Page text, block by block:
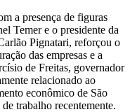
a presença de figuras
Temer e o presidente da
Pignatari, reforçou o
das empresas e a
de Freitas, governador
relacionado ao
econômico de São
trabalho recentemente.